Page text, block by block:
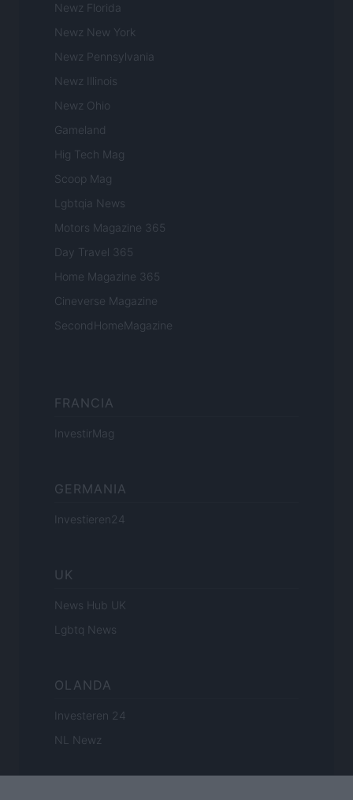
Newz Florida
Newz New York
Newz Pennsylvania
Newz Illinois
Newz Ohio
Gameland
Hig Tech Mag
Scoop Mag
Lgbtqia News
Motors Magazine 365
Day Travel 365
Home Magazine 365
Cineverse Magazine
SecondHomeMagazine
FRANCIA
InvestirMag
GERMANIA
Investieren24
UK
News Hub UK
Lgbtq News
OLANDA
Investeren 24
NL Newz